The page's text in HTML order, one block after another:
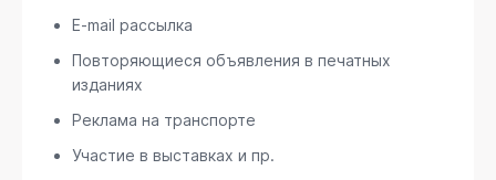
E-mail рассылка
Повторяющиеся объявления в печатных
изданиях
Реклама на транспорте
Участие в выставках и пр.